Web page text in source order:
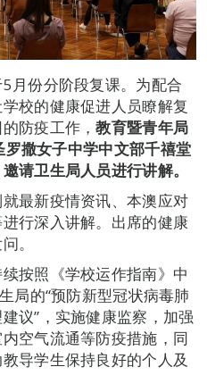
月份分阶段复课。为配合
校的健康促进人员瞭解复
防疫工作，教育暨青年局
罗撒女子中学中文部千禧堂
请卫生局人员进行讲解。
最新疫情资讯、本澳应对
行深入讲解。出席的健康
。
按照《学校运作指南》中
局的“预防新型冠状病毒肺
议”，实施健康监察，加强
空气流通等防疫措施，同
导学生保持良好的个人及